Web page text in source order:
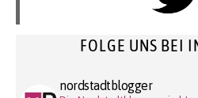
FOLGE UNS BEI
nordstadtblogger